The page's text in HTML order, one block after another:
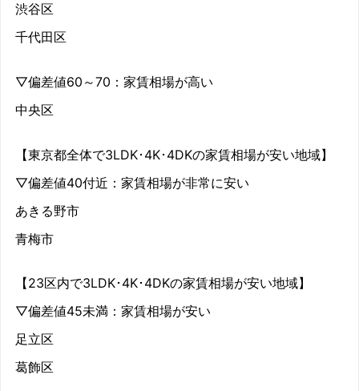
渋谷区
千代田区
▽偏差値60～70：家賃相場が高い
中央区
【東京都全体で3LDK･4K･4DKの家賃相場が安い地域】
▽偏差値40付近：家賃相場が非常に安い
あきる野市
青梅市
【23区内で3LDK･4K･4DKの家賃相場が安い地域】
▽偏差値45未満：家賃相場が安い
足立区
葛飾区